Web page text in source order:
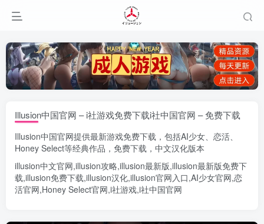
Illusion中国官网 – i社游戏免费下载i社中国官网 – 免费下载
Illusion中国官网提供最新游戏免费下载，包括AI少女、 恋活、
Honey Select等经典作品，免费下载，中文汉化版本
illusion中文官网,illusion攻略,illusion最新版,illusion最新版免费下
载,illusion免费下载,illusion汉化,illusion官网入口,AI少女官网,恋
活官网,Honey Select官网,i社游戏,i社中国官网